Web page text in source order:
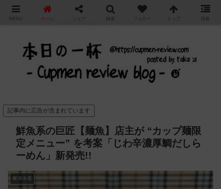
カップ麺の新商品をレビュー / アレンジするブログ
記事内に広告が含まれています
鮮魚系の巨匠【麺魚】店主が “カップ麺限
定メニュー” を考案「じわ辛濃厚鯛だしら
ーめん」新発売!!
東洋水産
MENU ホーム シェア 検索 フォロー トップ 情報